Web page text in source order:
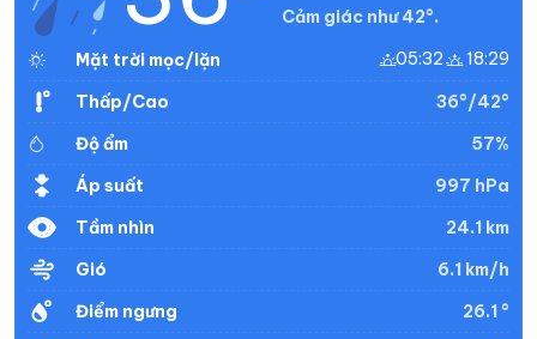
Cảm giác như 42°.
Mặt trời mọc/lặn
05:32 18:29
Thấp/Cao
36°/42°
Độ ẩm
57%
Áp suất
997 hPa
Tầm nhìn
24.1 km
Gió
6.1 km/h
Điểm ngưng
26.1 °